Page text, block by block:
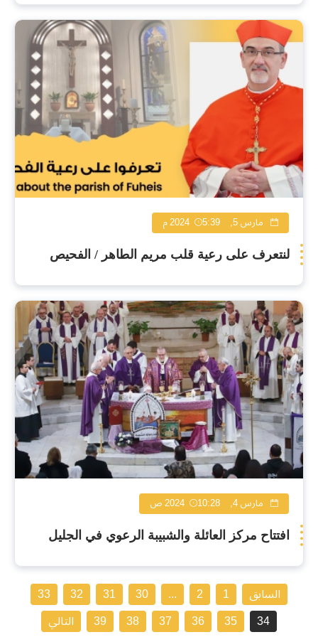
مارس 5, 2024 5:39 م
لنتعرف على رعية قلب مريم الطاهر / الفحيص
مارس 4, 2024 10:28 ص
افتتاح مركز العائلة والشبيبة الرعوي في الجليل
السابق 1
2
...
30
31
32
33
34
35
36
37
38
39 التالي